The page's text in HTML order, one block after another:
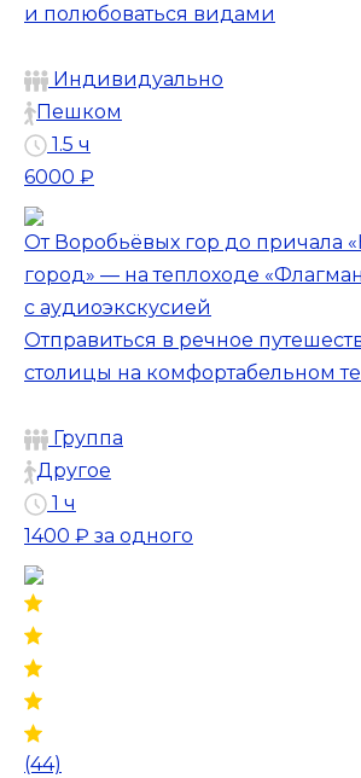
и полюбоваться видами
Индивидуально
Пешком
1.5 ч
6000 ₽
От Воробьёвых гор до причала
город» — на теплоходе
с аудиоэкскусией
Отправиться в речное
столицы на комфортабельном
Группа
Другое
1 ч
1400 ₽ за одного
(44)